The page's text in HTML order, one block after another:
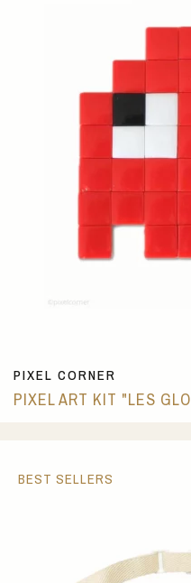
PIXEL CORNER
PIXEL ART KIT "LES
BEST SELLERS